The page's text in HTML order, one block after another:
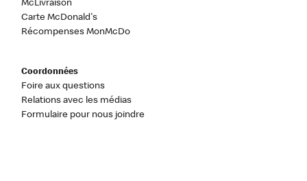
McLivraison
Carte McDonald's
Récompenses MonMcDo
Coordonnées
Foire aux questions
Relations avec les médias
Formulaire pour nous joindre